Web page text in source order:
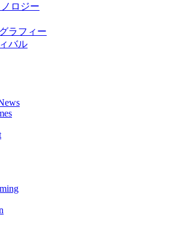
ロジー
ラフィー
バル